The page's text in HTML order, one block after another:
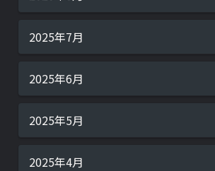
2025年7月
2025年6月
2025年5月
2025年4月